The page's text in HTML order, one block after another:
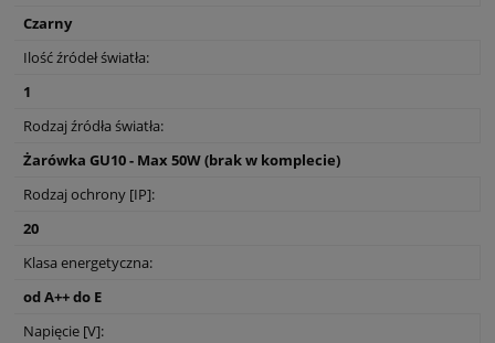
Czarny
Ilość źródeł światła:
1
Rodzaj źródła światła:
Żarówka GU10 - Max 50W (brak w komplecie)
Rodzaj ochrony [IP]:
20
Klasa energetyczna:
od A++ do E
Napięcie [V]: